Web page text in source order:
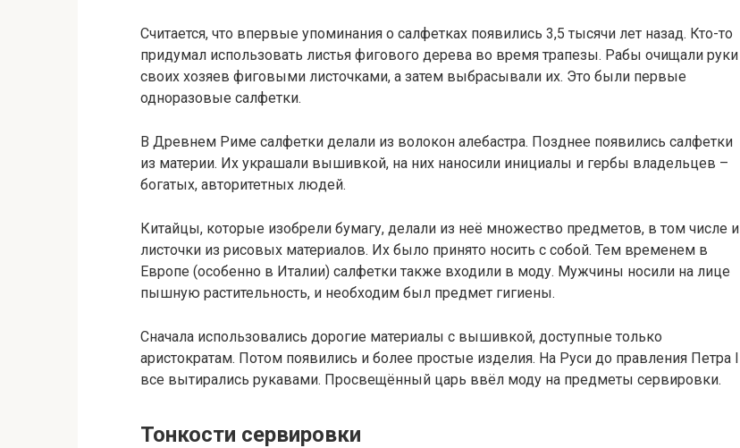
Считается, что впервые упоминания о салфетках появились 3,5 тысячи лет назад. Кто-то
придумал использовать листья фигового дерева во время трапезы. Рабы очищали руки
своих хозяев фиговыми листочками, а затем выбрасывали их. Это были первые
одноразовые салфетки.
В Древнем Риме салфетки делали из волокон алебастра. Позднее появились салфетки
из материи. Их украшали вышивкой, на них наносили инициалы и гербы владельцев –
богатых, авторитетных людей.
Китайцы, которые изобрели бумагу, делали из неё множество предметов, в том числе и
листочки из рисовых материалов. Их было принято носить с собой. Тем временем в
Европе (особенно в Италии) салфетки также входили в моду. Мужчины носили на лице
пышную растительность, и необходим был предмет гигиены.
Сначала использовались дорогие материалы с вышивкой, доступные только
аристократам. Потом появились и более простые изделия. На Руси до правления Петра I
все вытирались рукавами. Просвещённый царь ввёл моду на предметы сервировки.
Тонкости сервировки